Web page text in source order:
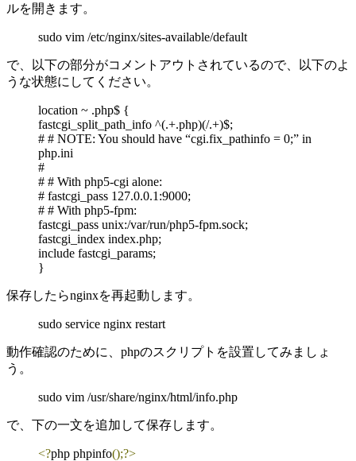
ルを開きます。
sudo vim /etc/nginx/sites-available/default
で、以下の部分がコメントアウトされているので、以下のよ
うな状態にしてください。
location ~ .php$ {
fastcgi_split_path_info ^(.+.php)(/.+)$;
# # NOTE: You should have “cgi.fix_pathinfo = 0;” in
php.ini
#
# # With php5-cgi alone:
# fastcgi_pass 127.0.0.1:9000;
# # With php5-fpm:
fastcgi_pass unix:/var/run/php5-fpm.sock;
fastcgi_index index.php;
include fastcgi_params;
}
保存したらnginxを再起動します。
sudo service nginx restart
動作確認のために、phpのスクリプトを設置してみましょ
う。
sudo vim /usr/share/nginx/html/info.php
で、下の一文を追加して保存します。
<?php phpinfo();?>